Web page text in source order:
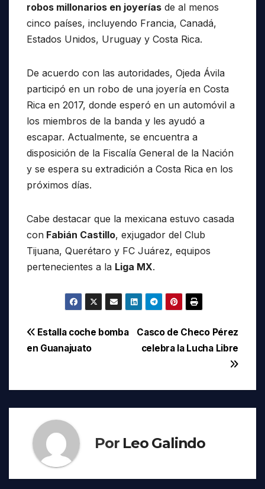
robos millonarios en joyerías de al menos
cinco países, incluyendo Francia, Canadá,
Estados Unidos, Uruguay y Costa Rica.
De acuerdo con las autoridades, Ojeda Ávila
participó en un robo de una joyería en Costa
Rica en 2017, donde esperó en un automóvil a
los miembros de la banda y les ayudó a
escapar. Actualmente, se encuentra a
disposición de la Fiscalía General de la Nación
y se espera su extradición a Costa Rica en los
próximos días.
Cabe destacar que la mexicana estuvo casada
con Fabián Castillo, exjugador del Club
Tijuana, Querétaro y FC Juárez, equipos
pertenecientes a la Liga MX.
Navegación
entradas
Casco de Checo Pérez
celebra la Lucha Libre
Estalla coche bomba
en Guanajuato
Por Leo Galindo